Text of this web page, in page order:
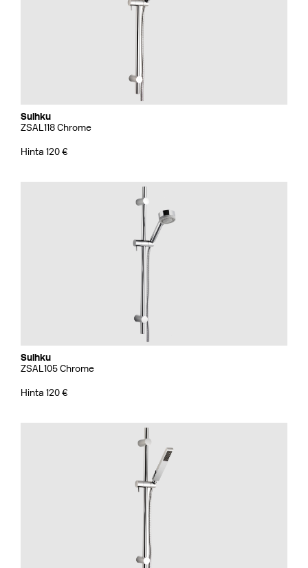
Suihku
ZSAL118 Chrome
Hinta 120 €
Suihku
ZSAL105 Chrome
Hinta 120 €